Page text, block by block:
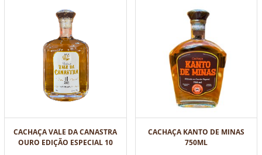
CACHAÇA VALE DA CANASTRA
OURO EDIÇÃO ESPECIAL 10
CACHAÇA KANTO DE MINAS
750ML